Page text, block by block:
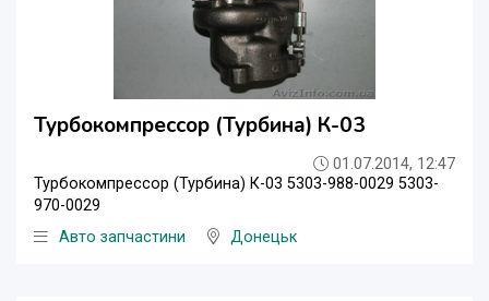
Турбокомпрессор (Турбина) К-03
01.07.2014, 12:47
Турбокомпрессор (Турбина) К-03 5303-988-0029 5303-
970-0029
Авто запчастини
Донецьк